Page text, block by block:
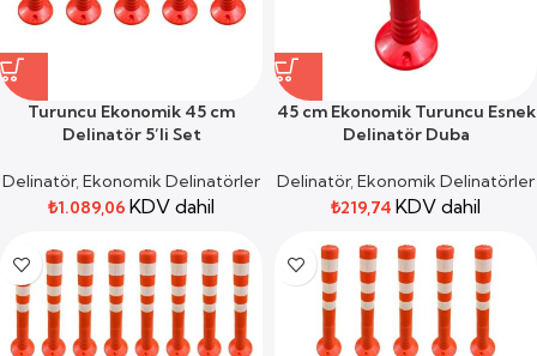
Turuncu Ekonomik 45 cm
Delinatör 5’li Set
Delinatör,Ekonomik Delinatörler
₺1.089,06 KDV dahil
45 cm Ekonomik Turuncu Esnek
Delinatör Duba
Delinatör,Ekonomik Delinatörler
₺219,74 KDV dahil